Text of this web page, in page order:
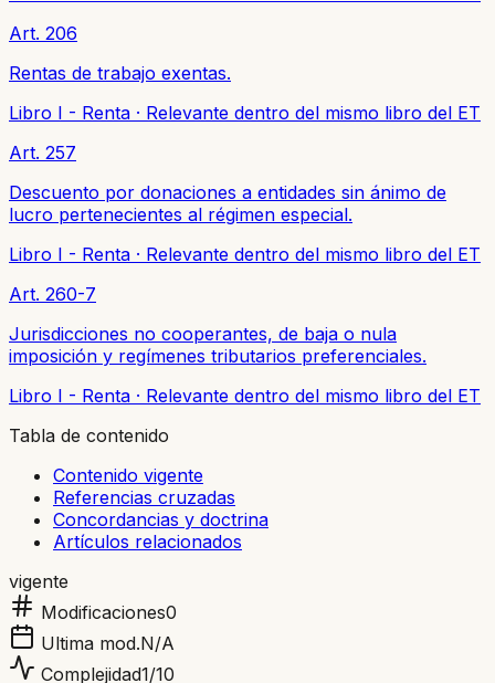
Art. 206
Rentas de trabajo exentas.
Libro I - Renta · Relevante dentro del mismo libro del ET
Art. 257
Descuento por donaciones a entidades sin ánimo de
lucro pertenecientes al régimen especial.
Libro I - Renta · Relevante dentro del mismo libro del ET
Art. 260-7
Jurisdicciones no cooperantes, de baja o nula
imposición y regímenes tributarios preferenciales.
Libro I - Renta · Relevante dentro del mismo libro del ET
Tabla de contenido
Contenido vigente
Referencias cruzadas
Concordancias y doctrina
Artículos relacionados
vigente
Modificaciones0
Ultima mod.N/A
Complejidad1/10